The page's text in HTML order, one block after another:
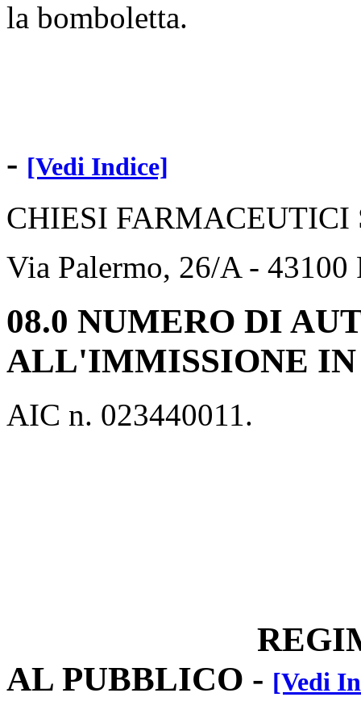
la bomboletta.
- [Vedi Indice]
CHIESI FARMACEUTICI
Via Palermo, 26/A - 43100
08.0 NUMERO DI
ALL'IMMISSIONE
AIC n. 023440011.
AL PUBBLICO - [Vedi